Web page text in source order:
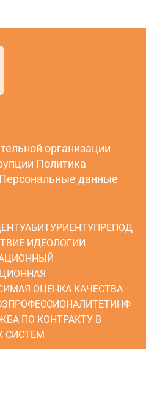
организации
Политика
Персональные данные
АБИТУРИЕНТУПРЕПОД
ИДЕОЛОГИИ
ОЦЕНКА КАЧЕСТВА
ПРОФЕССИОНАЛИТЕТИНФ
ПО КОНТРАКТУ В
СИСТЕМ